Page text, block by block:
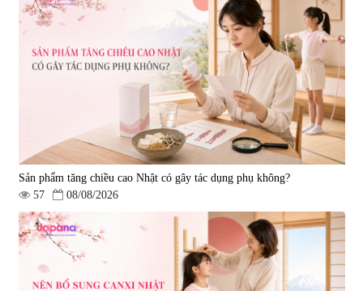
Sản phẩm tăng chiều cao Nhật có gây tác dụng phụ không?
57
08/08/2026